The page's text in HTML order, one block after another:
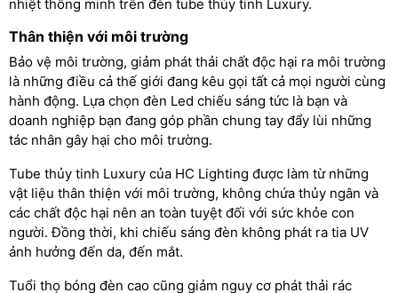
nhiệt thông minh trên đèn tube thủy tinh Luxury.
Thân thiện với môi trường
Bảo vệ môi trường, giảm phát thải chất độc hại ra môi trường
là những điều cả thế giới đang kêu gọi tất cả mọi người cùng
hành động. Lựa chọn đèn Led chiếu sáng tức là bạn và
doanh nghiệp bạn đang góp phần chung tay đẩy lùi những
tác nhân gây hại cho môi trường.
Tube thủy tinh Luxury của HC Lighting được làm từ những
vật liệu thân thiện với môi trường, không chứa thủy ngân và
các chất độc hại nên an toàn tuyệt đối với sức khỏe con
người. Đồng thời, khi chiếu sáng đèn không phát ra tia UV
ảnh hưởng đến da, đến mắt.
Tuổi thọ bóng đèn cao cũng giảm nguy cơ phát thải rác